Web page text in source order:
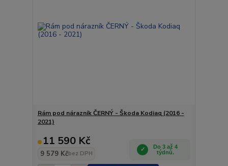
Rám pod nárazník ČERNÝ - Škoda Kodiaq (2016 -
2021)
11 590 Kč
9 579 Kčbez DPH
Do 3 až 4
týdnů.